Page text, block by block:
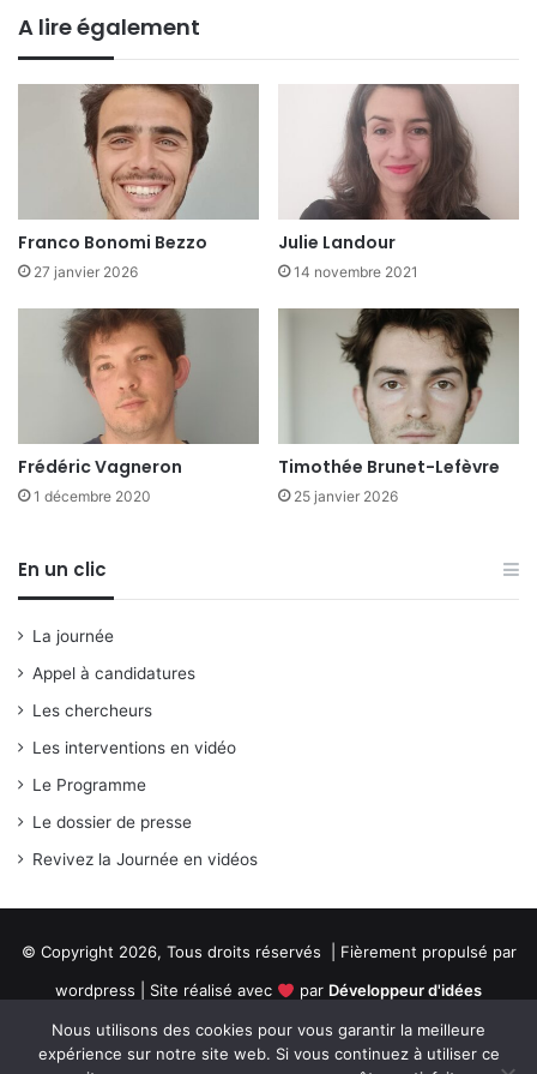
A lire également
Franco Bonomi Bezzo
27 janvier 2026
Julie Landour
14 novembre 2021
Frédéric Vagneron
1 décembre 2020
Timothée Brunet-Lefèvre
25 janvier 2026
En un clic
La journée
Appel à candidatures
Les chercheurs
Les interventions en vidéo
Le Programme
Le dossier de presse
Revivez la Journée en vidéos
© Copyright 2026, Tous droits réservés | Fièrement propulsé par
wordpress | Site réalisé avec
par Développeur d'idées
RSS Facebook
X LinkedinYouTube
Nous utilisons des cookies pour vous garantir la meilleure
expérience sur notre site web. Si vous continuez à utiliser ce